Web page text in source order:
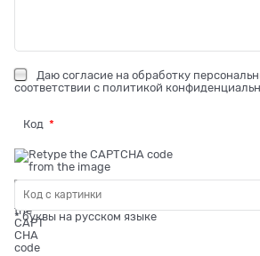
Даю согласие на обработку
соответствии с политикой
Код
* буквы на русском языке